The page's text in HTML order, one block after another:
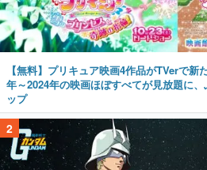
【無料】プリキュア映画4作品がTVerで
年～2024年の映画ほぼすべてが見放題に
ップ
2